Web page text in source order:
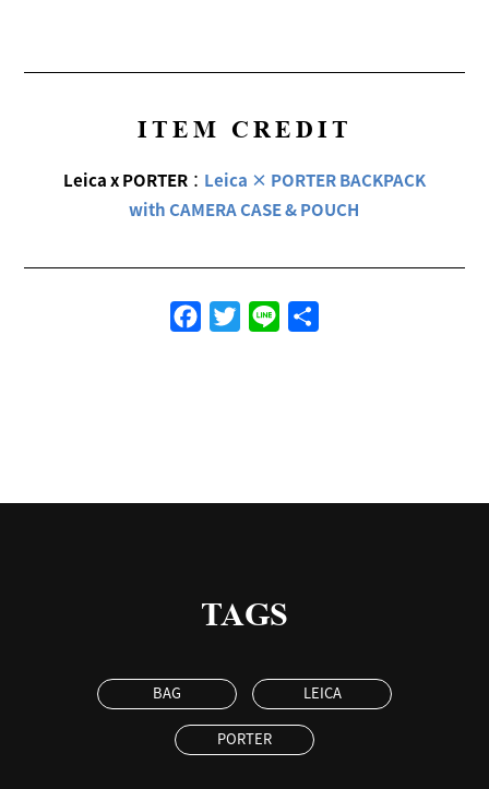
ITEM CREDIT
Leica x PORTER： Leica × PORTER BACKPACK
with CAMERA CASE & POUCH
FacebookTwitterLine
TAGS
BAG LEICA
PORTER